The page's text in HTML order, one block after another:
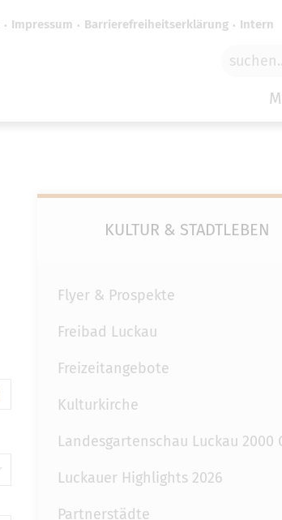
Impressum Barrierefreiheitserklärung Intern
KULTUR & STADTLEBEN
Flyer & Prospekte
Freibad Luckau
Freizeitangebote
Kulturkirche
Landesgartenschau Luckau 2000
Luckauer Highlights 2026
Partnerstädte
in den